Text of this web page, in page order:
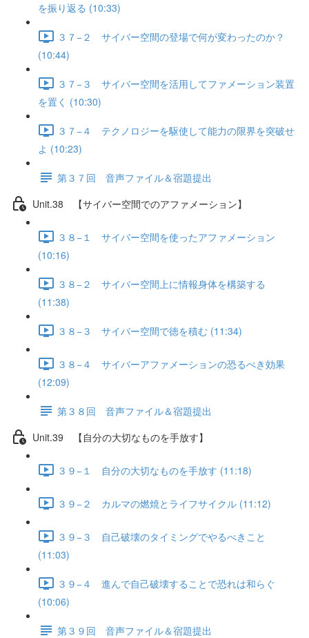
を振り返る (10:33)
３７−２ サイバー空間の登場で何が変わったのか？
(10:44)
３７−３ サイバー空間を活用してファメーション装置
を置く (10:30)
３７−４ テクノロジーを駆使して能力の限界を突破せ
よ (10:23)
第３７回 音声ファイル＆宿題提出
Unit.38 【サイバー空間でのアファメーション】
３８−１ サイバー空間を使ったアファメーション
(10:16)
３８−２ サイバー空間上に情報身体を構築する
(11:38)
３８−３ サイバー空間で徳を積む (11:34)
３８−４ サイバーアファメーションの恐るべき効果
(12:09)
第３８回 音声ファイル＆宿題提出
Unit.39 【自分の大切なものを手放す】
３９−１ 自分の大切なものを手放す (11:18)
３９−２ カルマの燃焼とライフサイクル (11:12)
３９−３ 自己破壊のタイミングでやるべきこと
(11:03)
３９−４ 進んで自己破壊することで恐れは和らぐ
(10:06)
第３９回 音声ファイル＆宿題提出